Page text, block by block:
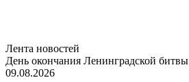
Лента новостей
День окончания Ленинградской битвы
09.08.2026